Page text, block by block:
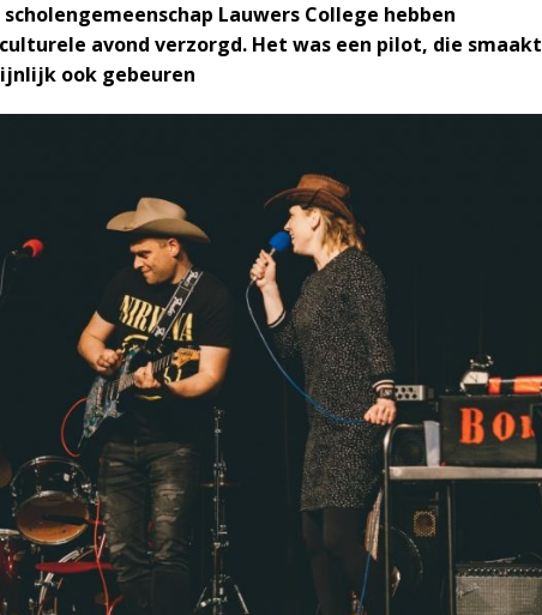
Lauwers College hebben
avond verzorgd. Het was een pilot, die smaakt
ook gebeuren